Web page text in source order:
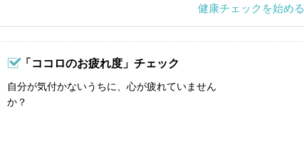
健康チェックを始める
「ココロのお疲れ度」チェック
自分が気付かないうちに、心が疲れていません
か？